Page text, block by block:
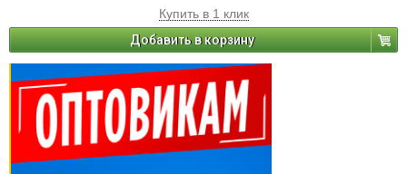
Купить в 1 клик
Добавить в корзину